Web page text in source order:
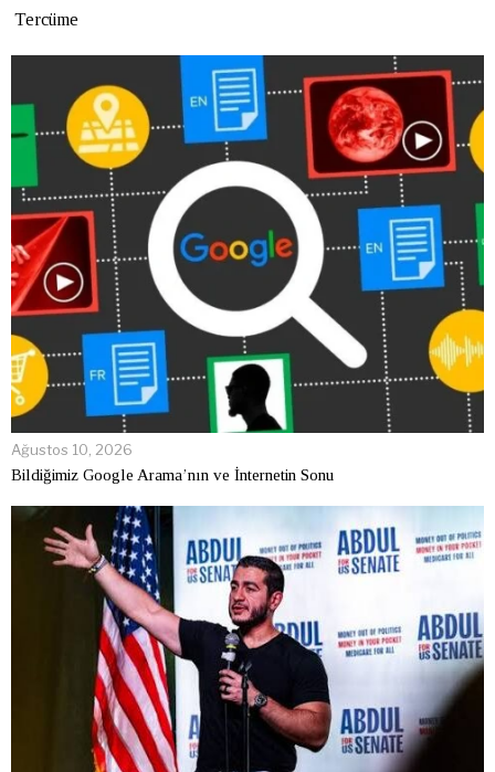
Tercüme
Ağustos 10, 2026
Bildiğimiz Google Arama’nın ve İnternetin Sonu